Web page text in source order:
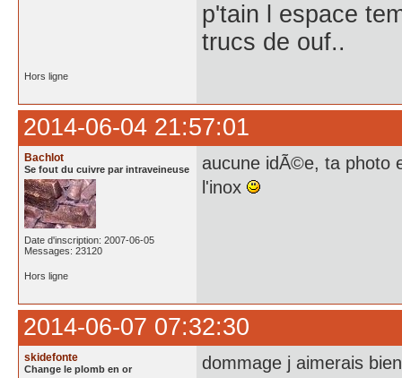
p'tain l espace
trucs de ouf..
Hors ligne
2014-06-04 21:57:01
Bachlot
Se fout du cuivre par intraveineuse
Date d'inscription: 2007-06-05
Messages: 23120
aucune idÃ©e, ta photo
l'inox
Hors ligne
2014-06-07 07:32:30
skidefonte
Change le plomb en or
dommage j aimerais